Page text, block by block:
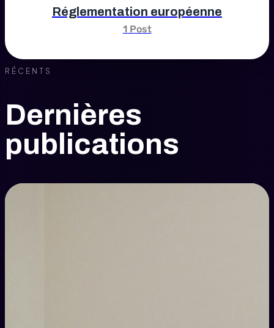
Réglementation européenne
1 Post
RÉCENTS
Dernières
publications